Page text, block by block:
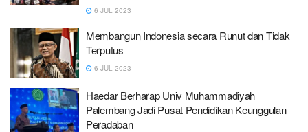
6 JUL 2023
Membangun Indonesia secara Runut dan Tidak
Terputus
6 JUL 2023
Haedar Berharap Univ Muhammadiyah
Palembang Jadi Pusat Pendidikan Keunggulan
Peradaban